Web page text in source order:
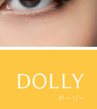
DOLLY
ドーリー